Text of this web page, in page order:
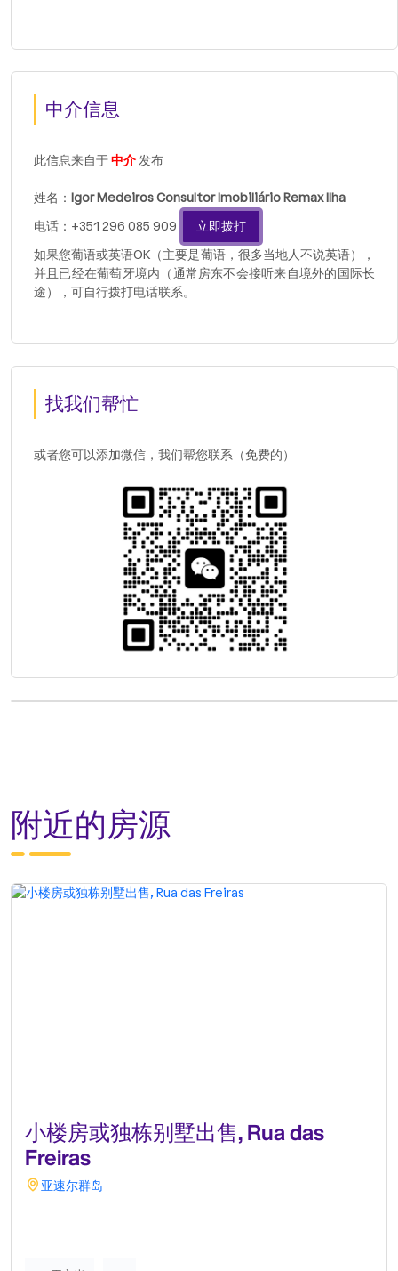
中介信息
此信息来自于中介发布
姓名： Igor Medeiros Consultor Imobiliário Remax Ilha
电话：+351 296 085 909
立即拨打
如果您葡语或英语OK（主要是葡语，很多当地人不说英语），
并且已经在葡萄牙境内（通常房东不会接听来自境外的国际长
途），可自行拨打电话联系。
找我们帮忙
或者您可以添加微信，我们帮您联系（免费的）
附近的房源
小楼房或独栋别墅出售, Rua das
Freiras
亚速尔群岛